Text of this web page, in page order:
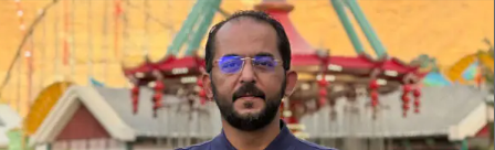
ACTUALITÉS
ENTREPRISE
NOUVEAUX PRODUITS